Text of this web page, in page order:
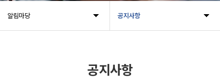
알림마당 공지사항
공지사항